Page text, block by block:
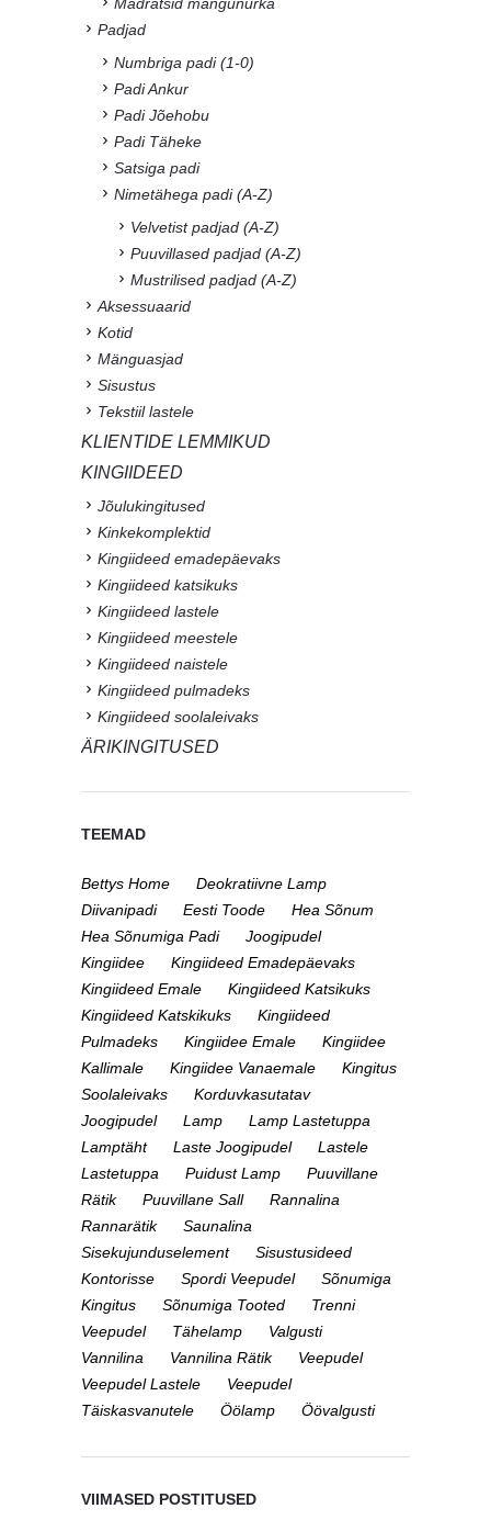
Padjad
Numbriga padi (1-0)
Padi Ankur
Padi Jõehobu
Padi Täheke
Satsiga padi
Nimetähega padi (A-Z)
Velvetist padjad (A-Z)
Puuvillased padjad (A-Z)
Mustrilised padjad (A-Z)
Aksessuaarid
Kotid
Mänguasjad
Sisustus
Tekstiil lastele
KLIENTIDE LEMMIKUD
KINGIIDEED
Jõulukingitused
Kinkekomplektid
Kingiideed emadepäevaks
Kingiideed katsikuks
Kingiideed lastele
Kingiideed meestele
Kingiideed naistele
Kingiideed pulmadeks
Kingiideed soolaleivaks
ÄRIKINGITUSED
TEEMAD
Bettys Home
Deokratiivne Lamp
Diivanipadi
Eesti Toode
Hea Sõnum
Hea Sõnumiga Padi
Joogipudel
Kingiidee
Kingiideed Emadepäevaks
Kingiideed Emale
Kingiideed Katsikuks
Kingiideed Katskikuks
Kingiideed
Pulmadeks
Kingiidee Emale
Kingiidee
Kallimale
Kingiidee Vanaemale
Kingitus
Soolaleivaks
Korduvkasutatav
Joogipudel
Lamp
Lamp Lastetuppa
Lamptäht
Laste Joogipudel
Lastele
Lastetuppa
Puidust Lamp
Puuvillane
Rätik
Puuvillane Sall
Rannalina
Rannarätik
Saunalina
Sisekujunduselement
Sisustusideed
Kontorisse
Spordi Veepudel
Sõnumiga
Kingitus
Sõnumiga Tooted
Trenni
Veepudel
Tähelamp
Valgusti
Vannilina
Vannilina Rätik
Veepudel
Veepudel Lastele
Veepudel
Täiskasvanutele
Öölamp Öövalgusti
VIIMASED POSTITUSED